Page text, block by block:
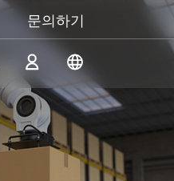
문의하기